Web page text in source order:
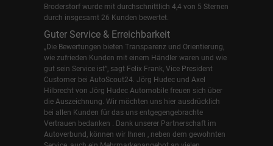
Broderstorf wurde mit durchschnittlich 4,4 von 5 Sternen
durch insgesamt 26 Kunden bewertet.
Guter Service & Erreichbarkeit
„Die Bewertungen bieten Transparenz und Orientierung,
wie zufrieden Kunden mit einem Händler waren und wie
gut sein Service ist“, sagt Felix Frank, Vice President
Customer bei AutoScout24. Jörg Hudec und Axel
Hilbrecht von Jörg Hudec Automobile freuen sich über
die Auszeichnung. Wir möchten uns hier ausdrücklich
bei allen Kunden für das uns entgegengebrachte
Vertrauen bedanken . Dank unserer Partnerschaft im
Autoverbund, können wir Ihnen , neben dem gewohnten